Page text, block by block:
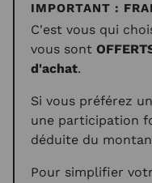
IMPORTANT :
C'est vous qui
vous sont
d'achat.
Si vous préférez
une participation
déduite du
Pour simplifier